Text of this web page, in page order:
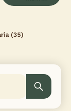
(35)